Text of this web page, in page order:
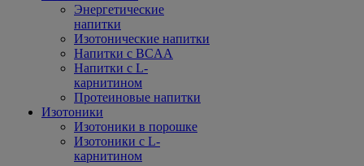
Энергетические
напитки
Изотонические напитки
Напитки с BCAA
Напитки с L-
карнитином
Протеиновые напитки
Изотоники
Изотоники в порошке
Изотоники с L-
карнитином